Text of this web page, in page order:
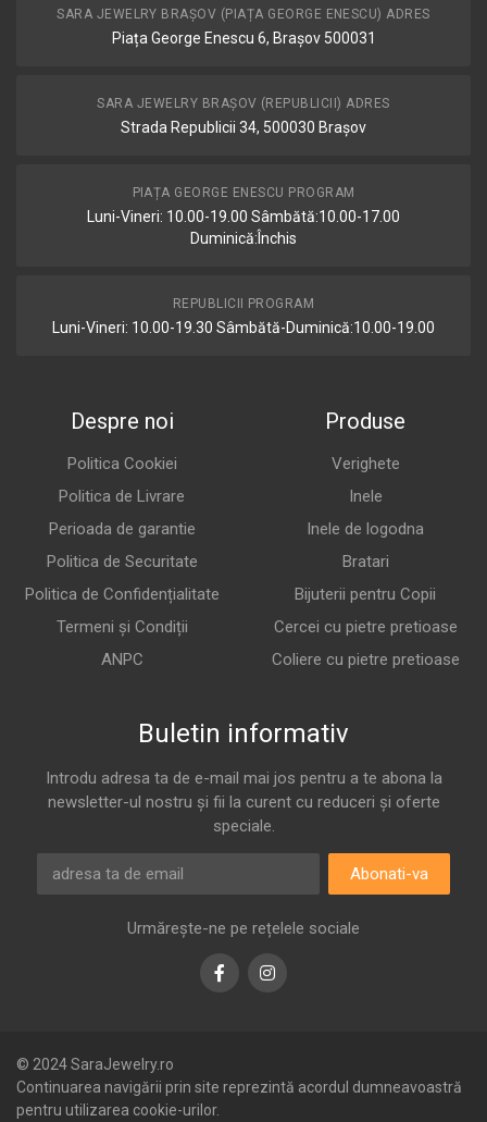
SARA JEWELRY BRAȘOV (PIAȚA GEORGE ENESCU) ADRES
Piața George Enescu 6, Brașov 500031
SARA JEWELRY BRAȘOV (REPUBLICII) ADRES
Strada Republicii 34, 500030 Brașov
PIAȚA GEORGE ENESCU PROGRAM
Luni-Vineri: 10.00-19.00 Sâmbătă:10.00-17.00
Duminică:Închis
REPUBLICII PROGRAM
Luni-Vineri: 10.00-19.30 Sâmbătă-Duminică:10.00-19.00
Despre noi
Politica Cookiei
Politica de Livrare
Perioada de garantie
Politica de Securitate
Politica de Confidențialitate
Termeni și Condiții
ANPC
Produse
Verighete
Inele
Inele de logodna
Bratari
Bijuterii pentru Copii
Cercei cu pietre pretioase
Coliere cu pietre pretioase
Buletin informativ
Introdu adresa ta de e-mail mai jos pentru a te abona la
newsletter-ul nostru și fii la curent cu reduceri și oferte
speciale.
Abonati-va
Urmărește-ne pe rețelele sociale
FacebookInstagram
© 2024 SaraJewelry.ro
Continuarea navigării prin site reprezintă acordul dumneavoastră
pentru utilizarea cookie-urilor.